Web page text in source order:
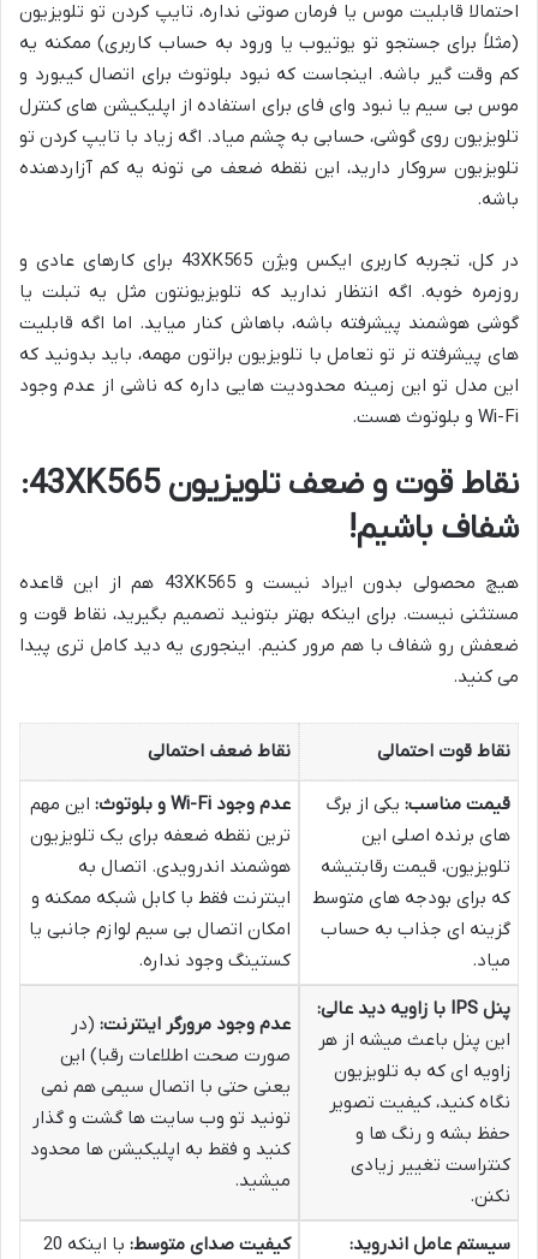
احتمالا قابلیت موس یا فرمان صوتی نداره، تایپ کردن تو تلویزیون
(مثلاً برای جستجو تو یوتیوب یا ورود به حساب کاربری) ممکنه یه
کم وقت گیر باشه. اینجاست که نبود بلوتوث برای اتصال کیبورد و
موس بی سیم یا نبود وای فای برای استفاده از اپلیکیشن های کنترل
تلویزیون روی گوشی، حسابی به چشم میاد. اگه زیاد با تایپ کردن تو
تلویزیون سروکار دارید، این نقطه ضعف می تونه یه کم آزاردهنده
باشه.
در کل، تجربه کاربری ایکس ویژن 43XK565 برای کارهای عادی و
روزمره خوبه. اگه انتظار ندارید که تلویزیونتون مثل یه تبلت یا
گوشی هوشمند پیشرفته باشه، باهاش کنار میاید. اما اگه قابلیت
های پیشرفته تر تو تعامل با تلویزیون براتون مهمه، باید بدونید که
این مدل تو این زمینه محدودیت هایی داره که ناشی از عدم وجود
Wi-Fi و بلوتوث هست.
نقاط قوت و ضعف تلویزیون 43XK565:
شفاف باشیم!
هیچ محصولی بدون ایراد نیست و 43XK565 هم از این قاعده
مستثنی نیست. برای اینکه بهتر بتونید تصمیم بگیرید، نقاط قوت و
ضعفش رو شفاف با هم مرور کنیم. اینجوری یه دید کامل تری پیدا
می کنید.
نقاط قوت احتمالی نقاط ضعف احتمالی
قیمت مناسب: یکی از برگ
های برنده اصلی این
تلویزیون، قیمت رقابتیشه
که برای بودجه های متوسط
گزینه ای جذاب به حساب
میاد.
عدم وجود Wi-Fi و بلوتوث:
این مهم
ترین نقطه ضعفه برای یک تلویزیون
هوشمند اندرویدی. اتصال به
اینترنت فقط با کابل شبکه ممکنه و
امکان اتصال بی سیم لوازم جانبی یا
کستینگ وجود نداره.
پنل IPS با زاویه دید عالی:
این پنل باعث میشه از هر
زاویه ای که به تلویزیون
نگاه کنید، کیفیت تصویر
حفظ بشه و رنگ ها و
کنتراست تغییر زیادی
نکنن.
عدم وجود مرورگر اینترنت: (در
صورت صحت اطلاعات رقبا) این
یعنی حتی با اتصال سیمی هم نمی
تونید تو وب سایت ها گشت و گذار
کنید و فقط به اپلیکیشن ها محدود
میشید.
سیستم عامل اندروید:
کیفیت صدای متوسط:
با اینکه 20